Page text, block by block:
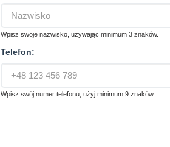
Wpisz swoje nazwisko, używając minimum 3 znaków.
Telefon:
Wpisz swój numer telefonu, użyj minimum 9 znaków.